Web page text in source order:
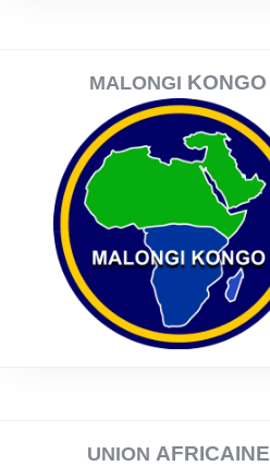
MALONGI KONGO
UNION AFRICAINE